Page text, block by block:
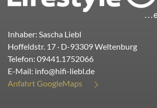
Inhaber: Sascha Liebl
Hoffeldstr. 17 · D-93309Weltenburg
Telefon: 09441.1752066
E-Mail: info@hifi-liebl.de
Anfahrt GoogleMaps